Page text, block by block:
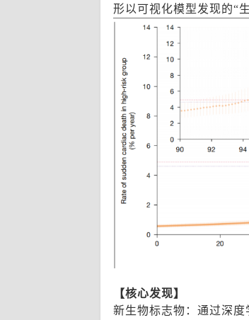
形以可视化模型发现的“
【核心发现】
新生物标志物：通过深度